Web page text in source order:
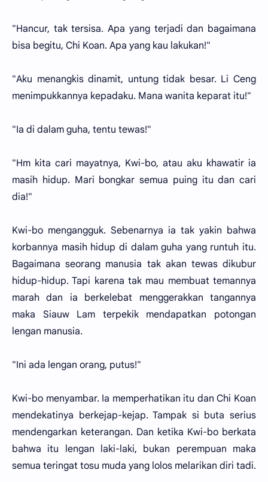
"Hancur, tak tersisa. Apa yang terjadi dan bagaimana
bisa begitu, Chi Koan. Apa yang kau lakukan!"
"Aku menangkis dinamit, untung tidak besar. Li Ceng
menimpukkannya kepadaku. Mana wanita keparat itu!"
"Ia di dalam guha, tentu tewas!"
"Hm kita cari mayatnya, Kwi-bo, atau aku khawatir ia
masih hidup. Mari bongkar semua puing itu dan cari
dia!"
Kwi-bo mengangguk. Sebenarnya ia tak yakin bahwa
korbannya masih hidup di dalam guha yang runtuh itu.
Bagaimana seorang manusia tak akan tewas dikubur
hidup-hidup. Tapi karena tak mau membuat temannya
marah dan ia berkelebat menggerakkan tangannya
maka Siauw Lam terpekik mendapatkan potongan
lengan manusia.
"Ini ada lengan orang, putus!"
Kwi-bo menyambar. Ia memperhatikan itu dan Chi Koan
mendekatinya berkejap-kejap. Tampak si buta serius
mendengarkan keterangan. Dan ketika Kwi-bo berkata
bahwa itu lengan laki-laki, bukan perempuan maka
semua teringat tosu muda yang lolos melarikan diri tadi.